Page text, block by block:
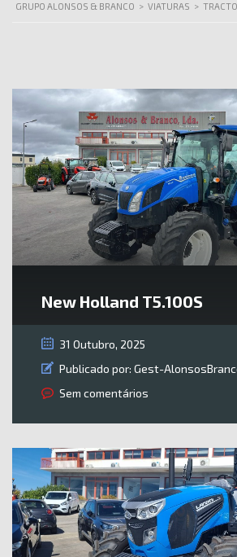
GRUPO ALONSOS & BRANCO > VIATURAS >
New Holland T5.100S
31 Outubro, 2025
Publicado por: Gest-
Sem comentários